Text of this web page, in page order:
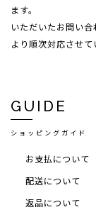
ます。
いただいたお問い
より順次対応させて
GUIDE
ショッピングガイド
お支払について
配送について
返品について